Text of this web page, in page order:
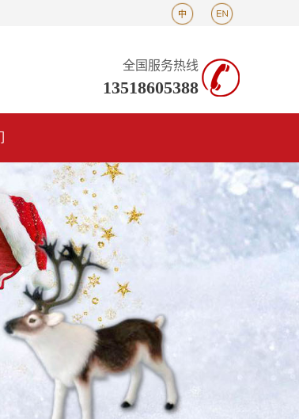
全国服务热线
13518605388